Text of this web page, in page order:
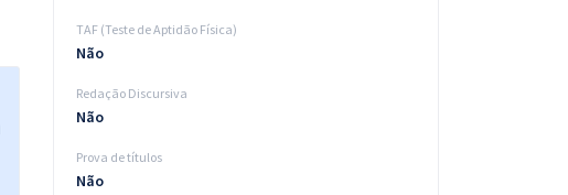
TAF (Teste de Aptidão Física)
Não
Redação Discursiva
Não
Prova de títulos
Não